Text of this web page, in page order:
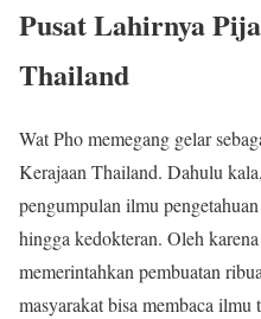
Pusat Lahirnya
Thailand
Wat Pho memegang gelar
Kerajaan Thailand. Dahulu
pengumpulan ilmu
hingga kedokteran. Oleh
memerintahkan pembuatan
masyarakat bisa membaca ilmu